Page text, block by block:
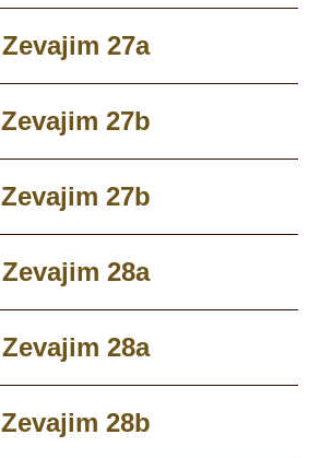
Zevajim 27a
Zevajim 27b
Zevajim 27b
Zevajim 28a
Zevajim 28a
Zevajim 28b